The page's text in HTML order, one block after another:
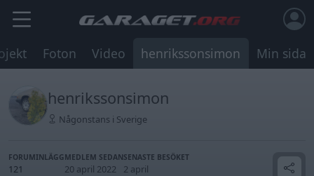
Foton Video henrikssonsimon Min sida
henrikssonsimon
Någonstans i Sverige
FORUMINLÄGG
121
MEDLEM SEDAN
20 april 2022
SENASTE BESÖKET
2 april